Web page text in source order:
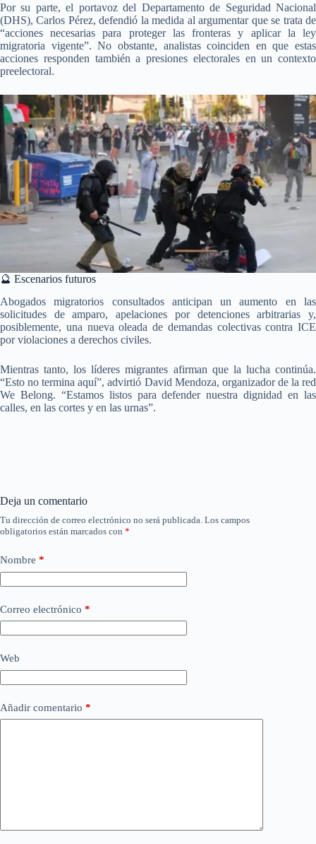
Por su parte, el portavoz del Departamento de Seguridad Nacional
(DHS), Carlos Pérez, defendió la medida al argumentar que se trata de
“acciones necesarias para proteger las fronteras y aplicar la ley
migratoria vigente”. No obstante, analistas coinciden en que estas
acciones responden también a presiones electorales en un contexto
preelectoral.
🔮 Escenarios futuros
Abogados migratorios consultados anticipan un aumento en las
solicitudes de amparo, apelaciones por detenciones arbitrarias y,
posiblemente, una nueva oleada de demandas colectivas contra ICE
por violaciones a derechos civiles.
Mientras tanto, los líderes migrantes afirman que la lucha continúa.
“Esto no termina aquí”, advirtió David Mendoza, organizador de la red
We Belong. “Estamos listos para defender nuestra dignidad en las
calles, en las cortes y en las urnas”.
Deja un comentario
Tu dirección de correo electrónico no será publicada. Los campos
obligatorios están marcados con *
Nombre *
Correo electrónico *
Web
Añadir comentario *